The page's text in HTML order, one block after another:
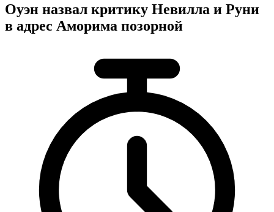
Оуэн назвал критику Невилла и Руни
в адрес Аморима позорной